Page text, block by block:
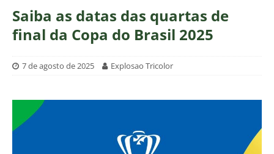
Saiba as datas das quartas de
final da Copa do Brasil 2025
7 de agosto de 2025 Explosao Tricolor